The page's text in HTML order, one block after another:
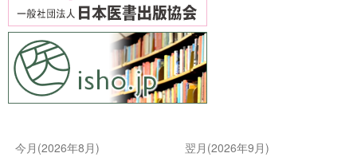
今月(2026年8月)
翌月(2026年9月)